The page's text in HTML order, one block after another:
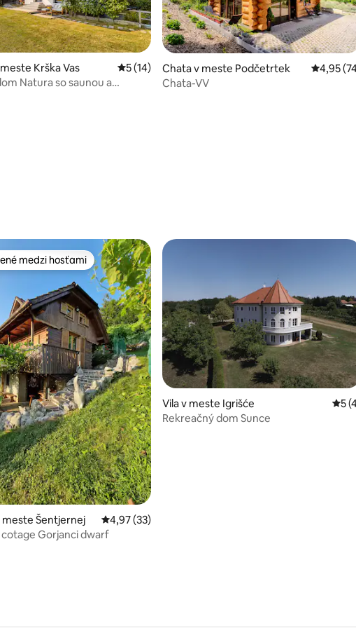
z 5, počet hodnotení: 48
Krška Vas Priemerné ohodnotenie 5 z 5, počet hodnotení:
5 (14)
Natura so saunou a
Chata v meste Podčetrtek
4,95
Chata-VV
5 z 5, počet hodnotení: 11
medzi hosťami
medzi hosťami
meste Šentjernej Priemerné ohodnotenie 4,97 z 5, počet hodnotení: 33
4,97 (33)
Gorjanci dwarf
Vila v meste Igrišće
5
Rekreačný dom Sunce